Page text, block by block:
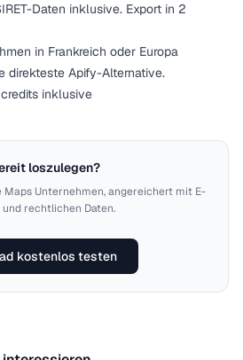
Daten inklusive. Export in 2
in Frankreich oder Europa
direkteste Apify-Alternative.
inklusive
loszulegen?
Maps Unternehmen, angereichert mit E-
und rechtlichen Daten.
kostenlos testen